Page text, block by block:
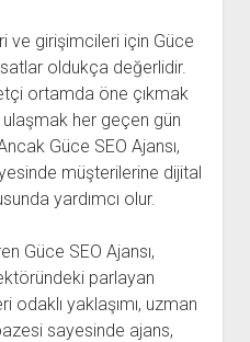
ve girişimcileri için Güce
oldukça değerlidir.
ortamda öne çıkmak
her geçen gün
Güce SEO Ajansı,
müşterilerine dijital
yardımcı olur.
Güce SEO Ajansı,
parlayan
odaklı yaklaşımı, uzman
sayesinde ajans,